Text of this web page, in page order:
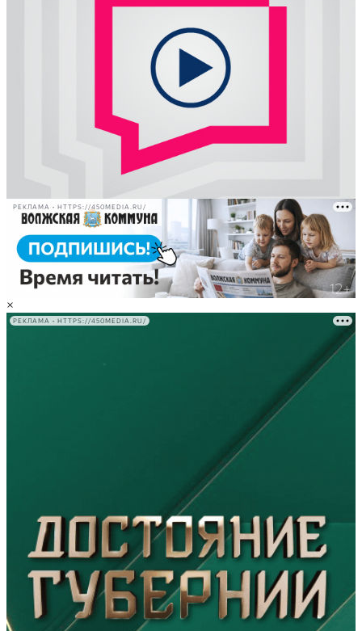
РЕКЛАМА • HTTPS://450MEDIA.RU/
×
РЕКЛАМА • HTTPS://450MEDIA.RU/